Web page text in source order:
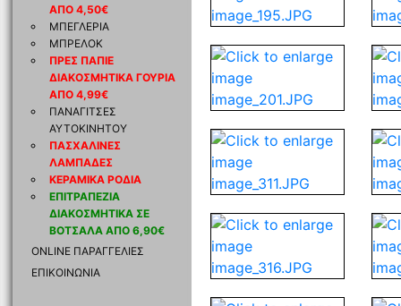
ΑΠΟ 4,50€
ΜΠΕΓΛΕΡΙΑ
ΜΠΡΕΛΟΚ
ΠΡΕΣ ΠΑΠΙΕ
ΔΙΑΚΟΣΜΗΤΙΚΑ ΓΟΥΡΙΑ
ΑΠΟ 4,99€
ΠΑΝΑΓΙΤΣΕΣ
ΑΥΤΟΚΙΝΗΤΟΥ
ΠΑΣΧΑΛΙΝΕΣ
ΛΑΜΠΑΔΕΣ
ΚΕΡΑΜΙΚΑ ΡΟΔΙΑ
ΕΠΙΤΡΑΠΕΖΙΑ
ΔΙΑΚΟΣΜΗΤΙΚΑ ΣΕ
ΒΟΤΣΑΛΑ ΑΠΟ 6,90€
ONLINE ΠΑΡΑΓΓΕΛΙΕΣ
ΕΠΙΚΟΙΝΩΝΙΑ